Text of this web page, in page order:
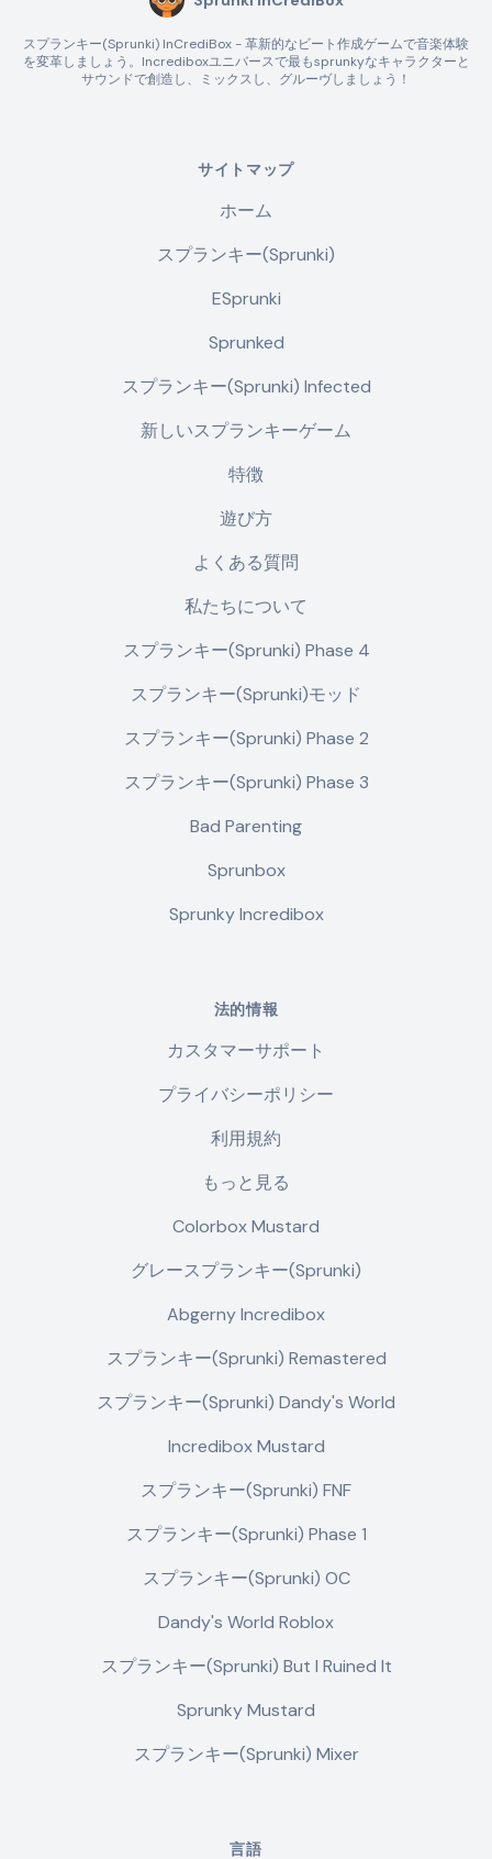
スプランキー(Sprunki) InCrediBox - 革新的なビート作成ゲームで音楽体験
を変革しましょう。Incrediboxユニバースで最もsprunkyなキャラクターと
サウンドで創造し、ミックスし、グルーヴしましょう！
サイトマップ
ホーム
スプランキー(Sprunki)
ESprunki
Sprunked
スプランキー(Sprunki) Infected
新しいスプランキーゲーム
特徴
遊び方
よくある質問
私たちについて
スプランキー(Sprunki) Phase 4
スプランキー(Sprunki)モッド
スプランキー(Sprunki) Phase 2
スプランキー(Sprunki) Phase 3
Bad Parenting
Sprunbox
Sprunky Incredibox
法的情報
カスタマーサポート
プライバシーポリシー
利用規約
もっと見る
Colorbox Mustard
グレースプランキー(Sprunki)
Abgerny Incredibox
スプランキー(Sprunki) Remastered
スプランキー(Sprunki) Dandy's World
Incredibox Mustard
スプランキー(Sprunki) FNF
スプランキー(Sprunki) Phase 1
スプランキー(Sprunki) OC
Dandy's World Roblox
スプランキー(Sprunki) But I Ruined It
Sprunky Mustard
スプランキー(Sprunki) Mixer
言語